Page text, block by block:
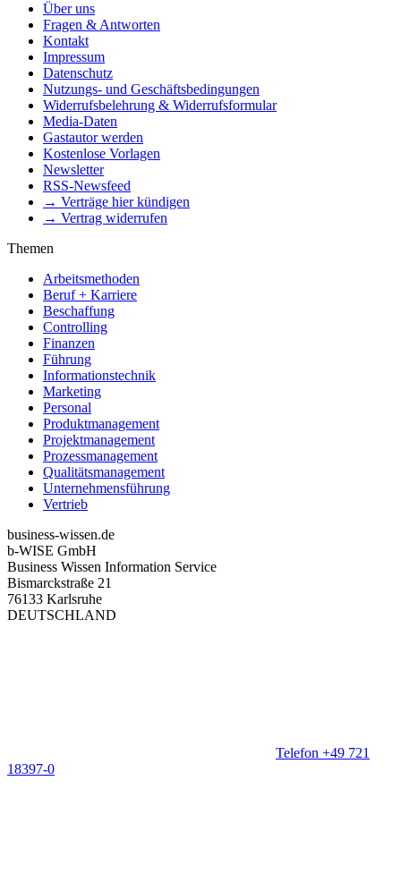
Über uns
Fragen & Antworten
Kontakt
Impressum
Datenschutz
Nutzungs- und Geschäftsbedingungen
Widerrufsbelehrung & Widerrufsformular
Media-Daten
Gastautor werden
Kostenlose Vorlagen
Newsletter
RSS-Newsfeed
→ Verträge hier kündigen
→ Vertrag widerrufen
Themen
Arbeitsmethoden
Beruf + Karriere
Beschaffung
Controlling
Finanzen
Führung
Informationstechnik
Marketing
Personal
Produktmanagement
Projektmanagement
Prozessmanagement
Qualitätsmanagement
Unternehmensführung
Vertrieb
business-wissen.de
b-WISE GmbH
Business Wissen Information Service
Bismarckstraße 21
76133 Karlsruhe
DEUTSCHLAND
Telefon +49 721
18397-0